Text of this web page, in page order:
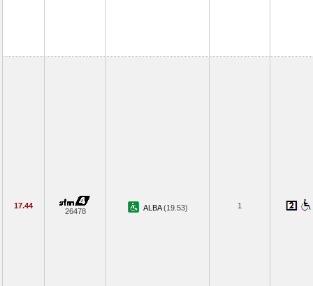
17.44
26478 ALBA(19.53) 1